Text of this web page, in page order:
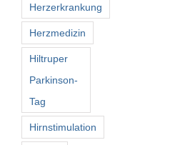
Herzerkrankung
Herzmedizin
Hiltruper
Parkinson-
Tag
Hirnstimulation